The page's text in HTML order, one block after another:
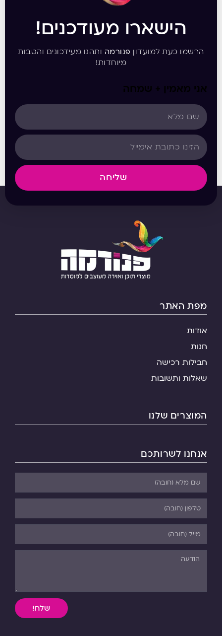
הישארו מעודכנים!
הרשמו כעת למועדון פנורמה ותהנו מעידכונים והטבות
מיוחדות!
אני מאמין + שמחה
שליחה
מפת האתר
אודות
חנות
חבילות רכישה
שאלות ותשובות
המוצרים שלנו
אנחנו לשרותכם
שלח!